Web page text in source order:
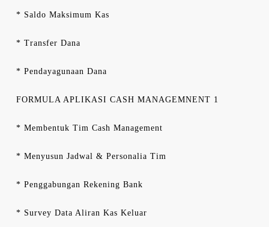
* Saldo Maksimum Kas
* Transfer Dana
* Pendayagunaan Dana
FORMULA APLIKASI CASH MANAGEMNENT 1
* Membentuk Tim Cash Management
* Menyusun Jadwal & Personalia Tim
* Penggabungan Rekening Bank
* Survey Data Aliran Kas Keluar